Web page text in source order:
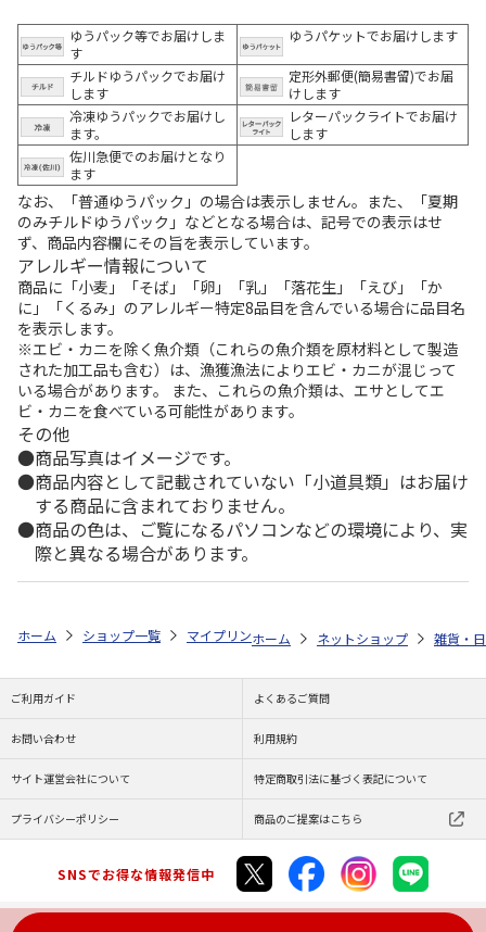
ゆうパック等でお届けしま
す
ゆうパケットでお届けします
チルドゆうパックでお届け
します
定形外郵便(簡易書留)でお届
けします
冷凍ゆうパックでお届けし
ます。
レターパックライトでお届け
します
佐川急便でのお届けとなり
ます
なお、「普通ゆうパック」の場合は表示しません。また、「夏期
のみチルドゆうパック」などとなる場合は、記号での表示はせ
ず、商品内容欄にその旨を表示しています。
アレルギー情報について
商品に「小麦」「そば」「卵」「乳」「落花生」「えび」「か
に」「くるみ」のアレルギー特定8品目を含んでいる場合に品目名
を表示します。
※エビ・カニを除く魚介類（これらの魚介類を原材料として製造
された加工品も含む）は、漁獲漁法によりエビ・カニが混じって
いる場合があります。 また、これらの魚介類は、エサとしてエ
ビ・カニを食べている可能性があります。
その他
商品写真はイメージです。
商品内容として記載されていない「小道具類」はお届け
する商品に含まれておりません。
商品の色は、ご覧になるパソコンなどの環境により、実
際と異なる場合があります。
ホーム ショップ一覧 マイプリント カーステッカー【マルプー
ホーム ネットショップ 雑貨・
ご利用ガイド よくあるご質問
お問い合わせ 利用規約
サイト運営会社について 特定商取引法に基づく表記について
プライバシーポリシー 商品のご提案はこちら
SNSでお得な情報発信中